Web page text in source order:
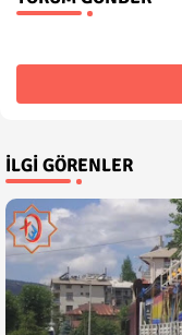
İLGI GÖRENLER